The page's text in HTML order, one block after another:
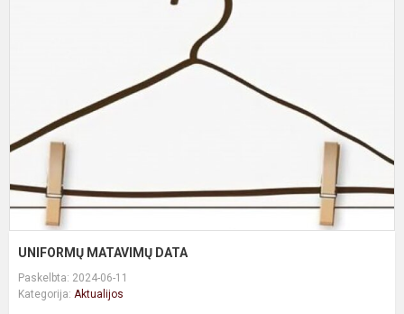
UNIFORMŲ MATAVIMŲ DATA
Paskelbta: 2024-06-11
Kategorija: Aktualijos